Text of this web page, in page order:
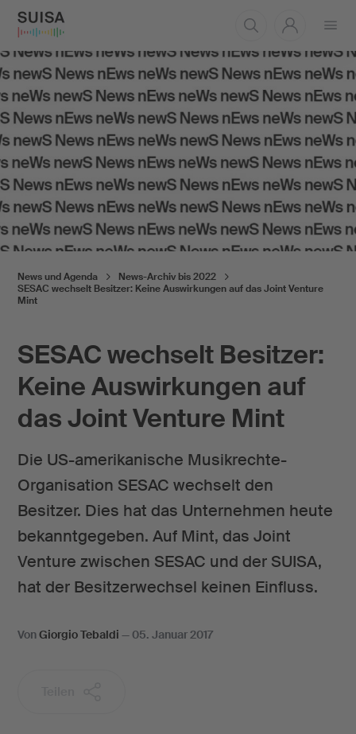
SESAC wechselt Besitzer:
Keine Auswirkungen auf
das Joint Venture Mint
Die US-amerikanische Musikrechte-
Organisation SESAC wechselt den
Besitzer. Dies hat das Unternehmen heute
bekanntgegeben. Auf Mint, das Joint
Venture zwischen SESAC und der SUISA,
hat der Besitzerwechsel keinen Einfluss.
News und Agenda
News-Archiv bis 2022
SESAC wechselt Besitzer: Keine Auswirkungen auf das Joint Venture
Mint
VonGiorgio Tebaldi — 05. Januar 2017